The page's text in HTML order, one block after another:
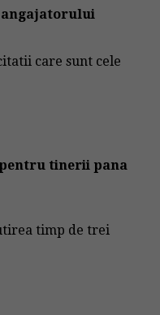
angajatorului
care sunt cele
tinerii pana
timp de trei